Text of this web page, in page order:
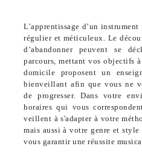
L’apprentissage d’un
régulier et méticuleux. Le
d’abandonner peuvent se
parcours, mettant vos objectifs
domicile proposent un
bienveillant afin que vous ne
de progresser. Dans votre
horaires qui vous
veillent à s'adapter à votre
mais aussi à votre genre et
vous garantir une réussite